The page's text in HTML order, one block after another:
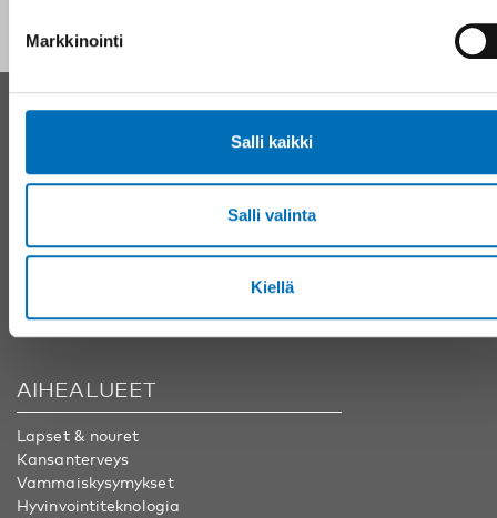
Markkinointi
Salli kaikki
Salli valinta
Kiellä
YHTEYSTIEDOT
Nordens välfärdscenter Ruotsi
Puhelin:+46 8 545 536 00
Pohjoismainen hyvinvointikeskus Suomi
AIHEALUEET
Lapset & nouret
Kansanterveys
Vammaiskysymykset
Hyvinvointiteknologia